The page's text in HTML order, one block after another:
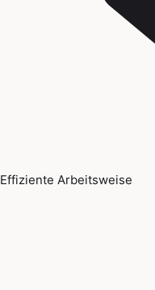
Effiziente Arbeitsweise